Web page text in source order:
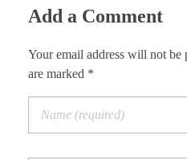
Add a Comment
Your email address will not be
are marked *